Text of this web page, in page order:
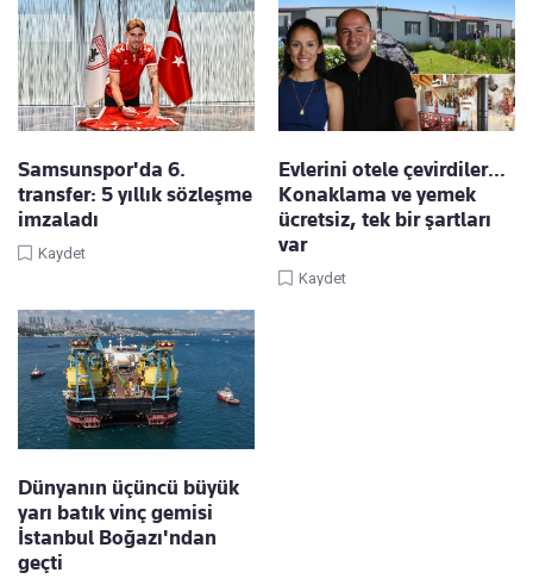
Samsunspor'da 6.
transfer: 5 yıllık sözleşme
imzaladı
Kaydet
Evlerini otele çevirdiler…
Konaklama ve yemek
ücretsiz, tek bir şartları
var
Kaydet
Dünyanın üçüncü büyük
yarı batık vinç gemisi
İstanbul Boğazı'ndan
geçti